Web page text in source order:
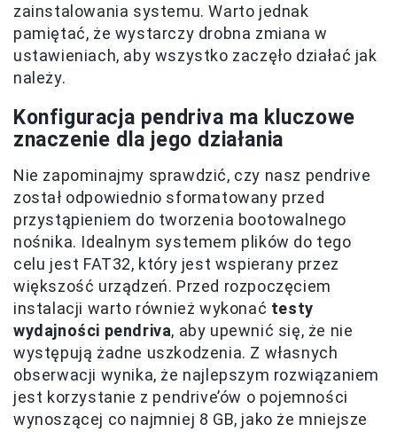
zainstalowania systemu. Warto jednak
pamiętać, że wystarczy drobna zmiana w
ustawieniach, aby wszystko zaczęło działać jak
należy.
Konfiguracja pendriva ma kluczowe
znaczenie dla jego działania
Nie zapominajmy sprawdzić, czy nasz pendrive
został odpowiednio sformatowany przed
przystąpieniem do tworzenia bootowalnego
nośnika. Idealnym systemem plików do tego
celu jest FAT32, który jest wspierany przez
większość urządzeń. Przed rozpoczęciem
instalacji warto również wykonać testy
wydajności pendriva, aby upewnić się, że nie
występują żadne uszkodzenia. Z własnych
obserwacji wynika, że najlepszym rozwiązaniem
jest korzystanie z pendrive’ów o pojemności
wynoszącej co najmniej 8 GB, jako że mniejsze